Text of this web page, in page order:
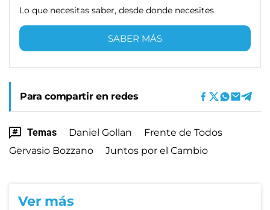
Lo que necesitas saber, desde donde necesites
SABER MÁS
Para compartir en redes
Temas Daniel Gollan
Frente de Todos
Gervasio Bozzano
Juntos por el Cambio
Ver más